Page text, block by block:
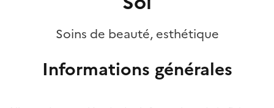
Soins de beauté, esthétique
Informations générales